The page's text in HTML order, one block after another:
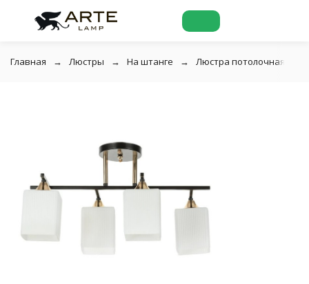
Главная Люстры На штанге Люстра потолочная Arte